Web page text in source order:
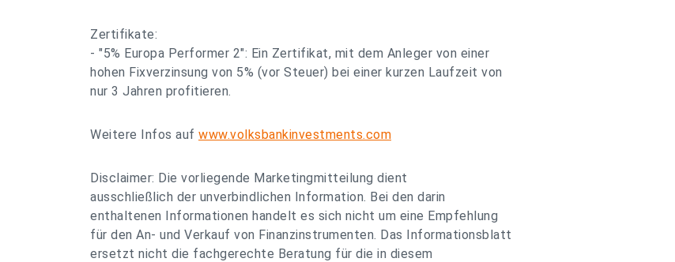
Zertifikate:
- "5% Europa Performer 2": Ein Zertifikat, mit dem Anleger von einer
hohen Fixverzinsung von 5% (vor Steuer) bei einer kurzen Laufzeit von
nur 3 Jahren profitieren.
Weitere Infos auf www.volksbankinvestments.com
Disclaimer: Die vorliegende Marketingmitteilung dient
ausschließlich der unverbindlichen Information. Bei den darin
enthaltenen Informationen handelt es sich nicht um eine Empfehlung
für den An- und Verkauf von Finanzinstrumenten. Das Informationsblatt
ersetzt nicht die fachgerechte Beratung für die in diesem